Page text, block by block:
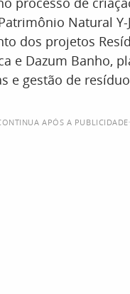
Natural
dos projetos
e Dazum Banho,
e gestão de
APÓS A PUBLICIDADE